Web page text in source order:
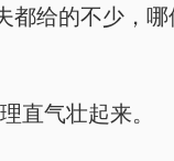
给的不少，
直气壮起来。